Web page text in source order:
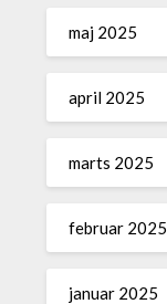
maj 2025
april 2025
marts 2025
februar 2025
januar 2025